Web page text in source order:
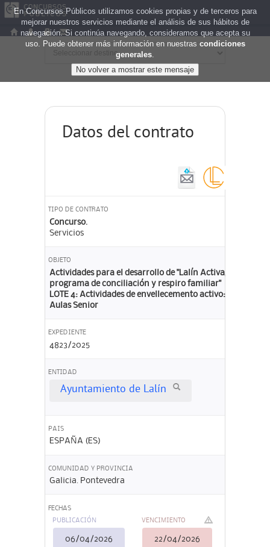
Datos del contrato
TIPO DE CONTRATO
Concurso.
Servicios
OBJETO
Actividades para el desarrollo de "Lalín Activa,
programa de conciliación y respiro familiar"
LOTE 4: Actividades de envellecemento activo:
Aulas Senior
EXPEDIENTE
4823/2025
ENTIDAD
Ayuntamiento de Lalín
PAIS
ESPAÑA (ES)
COMUNIDAD Y PROVINCIA
Galicia. Pontevedra
FECHAS
PUBLICACIÓN
06/04/2026
VENCIMIENTO
22/04/2026
En Concursos Públicos utilizamos cookies propias y de terceros para
mejorar nuestros servicios mediante el análisis de sus hábitos de
navegación. Si continúa navegando, consideramos que acepta su
uso. Puede obtener más información en nuestras condiciones
generales.